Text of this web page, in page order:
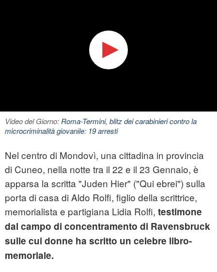
Video del Giorno:Roma-Termini, blitz dei carabinieri contro la
microcriminalità giovanile: 19 arresti
Nel centro di Mondovì, una cittadina in provincia
di Cuneo, nella notte tra il 22 e il 23 Gennaio, è
apparsa la scritta "Juden Hier" ("Qui ebrei") sulla
porta di casa di Aldo Rolfi, figlio della scrittrice,
memorialista e partigiana Lidia Rolfi, testimone
dal campo di concentramento di Ravensbruck
sulle cui donne ha scritto un celebre libro-
memoriale.